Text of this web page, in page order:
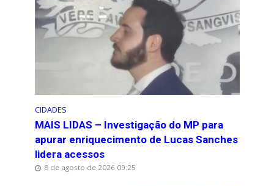
CIDADES
MAIS LIDAS – Investigação do MP para
apurar enriquecimento de Lucas Sanches
lidera acessos
8 de agosto de 2026 09:25